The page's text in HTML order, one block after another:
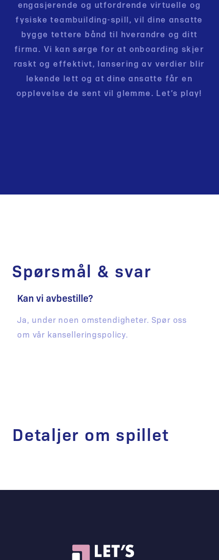
engasjerende og utfordrende virtuelle og
fysiske teambuilding-spill, vil dine ansatte
bygge tettere bånd til hverandre og ditt
firma. Vi kan sørge for at onboarding skjer
raskt og effektivt, lansering av verdier blir
lekende lett og at dine ansatte får en
opplevelse de sent vil glemme. Let’s play!
Spørsmål & svar
Kan vi avbestille?
Ja, under noen omstendigheter. Spør oss
om vår kanselleringspolicy.
Detaljer om spillet